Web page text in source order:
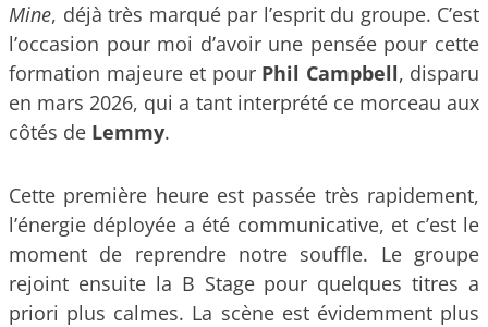
Mine, déjà très marqué par l’esprit du groupe. C’est
l’occasion pour moi d’avoir une pensée pour cette
formation majeure et pour Phil Campbell, disparu
en mars 2026, qui a tant interprété ce morceau aux
côtés de Lemmy.
Cette première heure est passée très rapidement,
l’énergie déployée a été communicative, et c’est le
moment de reprendre notre souffle. Le groupe
rejoint ensuite la B Stage pour quelques titres a
priori plus calmes. La scène est évidemment plus